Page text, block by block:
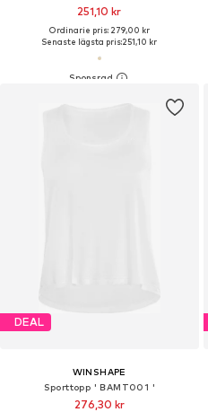
251,10 kr
Ordinarie pris: 279,00 kr
Senaste lägsta pris:251,10 kr
DEAL
WINSHAPE
Sporttopp ' BAMT001 '
276,30 kr